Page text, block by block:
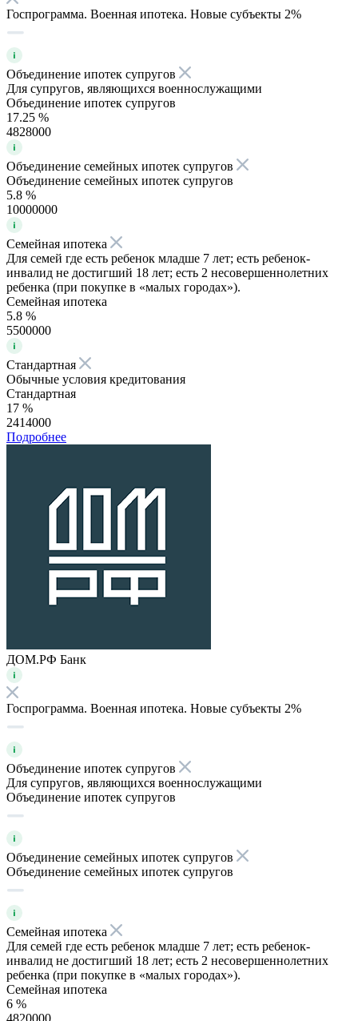
Госпрограмма. Военная ипотека. Новые субъекты 2%
Объединение ипотек супругов
Для супругов, являющихся военнослужащими
Объединение ипотек супругов
17.25 %
4828000
Объединение семейных ипотек супругов
Объединение семейных ипотек супругов
5.8 %
10000000
Семейная ипотека
Для семей где есть ребенок младше 7 лет; есть ребенок-
инвалид не достигший 18 лет; есть 2 несовершеннолетних
ребенка (при покупке в «малых городах»).
Семейная ипотека
5.8 %
5500000
Стандартная
Обычные условия кредитования
Стандартная
17 %
2414000
Подробнее
ДОМ.РФ Банк
Госпрограмма. Военная ипотека. Новые субъекты 2%
Объединение ипотек супругов
Для супругов, являющихся военнослужащими
Объединение ипотек супругов
Объединение семейных ипотек супругов
Объединение семейных ипотек супругов
Семейная ипотека
Для семей где есть ребенок младше 7 лет; есть ребенок-
инвалид не достигший 18 лет; есть 2 несовершеннолетних
ребенка (при покупке в «малых городах»).
Семейная ипотека
6 %